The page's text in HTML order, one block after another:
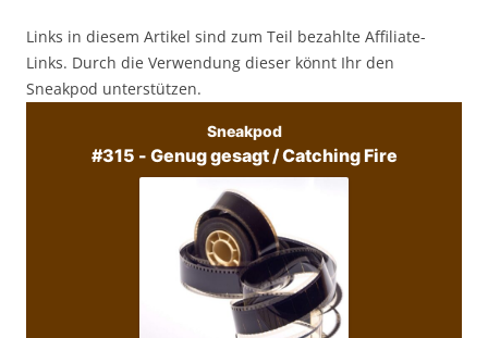
Links in diesem Artikel sind zum Teil bezahlte Affiliate-
Links. Durch die Verwendung dieser könnt Ihr den
Sneakpod unterstützen.